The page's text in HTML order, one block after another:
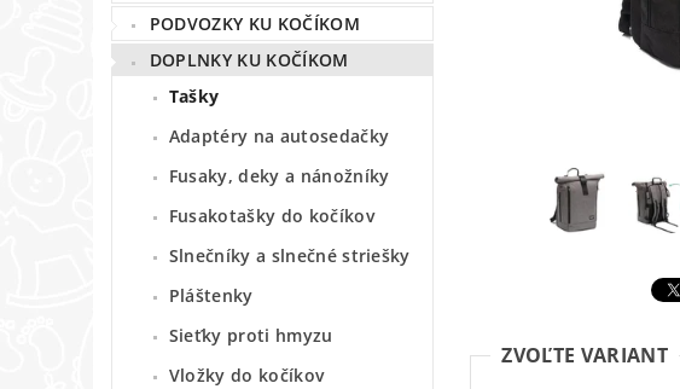
PODVOZKY KU KOČÍKOM
DOPLNKY KU KOČÍKOM
Tašky
Adaptéry na autosedačky
Fusaky, deky a nánožníky
Fusakotašky do kočíkov
Slnečníky a slnečné striešky
Pláštenky
Sieťky proti hmyzu
Vložky do kočíkov
ZVOĽTE VARIANT